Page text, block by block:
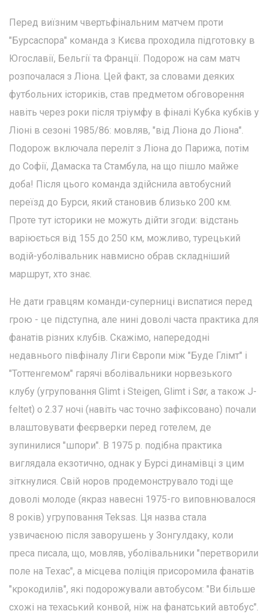
Перед виїзним чвертьфінальним матчем проти
"Бурсаспора" команда з Києва проходила підготовку в
Югославії, Бельгії та Франції. Подорож на сам матч
розпочалася з Ліона. Цей факт, за словами деяких
футбольних істориків, став предметом обговорення
навіть через роки після тріумфу в фіналі Кубка кубків у
Ліоні в сезоні 1985/86: мовляв, "від Ліона до Ліона".
Подорож включала переліт з Ліона до Парижа, потім
до Софії, Дамаска та Стамбула, на що пішло майже
доба! Після цього команда здійснила автобусний
переїзд до Бурси, який становив близько 200 км.
Проте тут історики не можуть дійти згоди: відстань
варіюється від 155 до 250 км, можливо, турецький
водій-уболівальник навмисно обрав складніший
маршрут, хто знає.
Не дати гравцям команди-суперниці виспатися перед
грою - це підступна, але нині доволі часта практика для
фанатів різних клубів. Скажімо, напередодні
недавнього півфіналу Ліги Європи між "Буде Глімт" і
"Тоттенгемом" гарячі вболівальники норвезького
клубу (угруповання Glimt i Steigen, Glimt i Sør, а також J-
feltet) о 2.37 ночі (навіть час точно зафіксовано) почали
влаштовувати феєрверки перед готелем, де
зупинилися "шпори". В 1975 р. подібна практика
виглядала екзотично, однак у Бурсі динамівці з цим
зіткнулися. Свій норов продемонструвало тоді ще
доволі молоде (якраз навесні 1975-го виповнювалося
8 років) угруповання Teksas. Ця назва стала
узвичаєною після заворушень у Зонгулдаку, коли
преса писала, що, мовляв, уболівальники "перетворили
поле на Техас", а місцева поліція присоромила фанатів
"крокодилів", які подорожували автобусом: "Ви більше
схожі на техаський конвой, ніж на фанатський автобус".